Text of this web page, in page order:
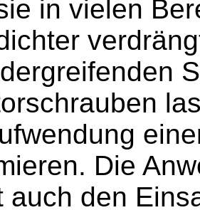
in vielen
Die
auch den